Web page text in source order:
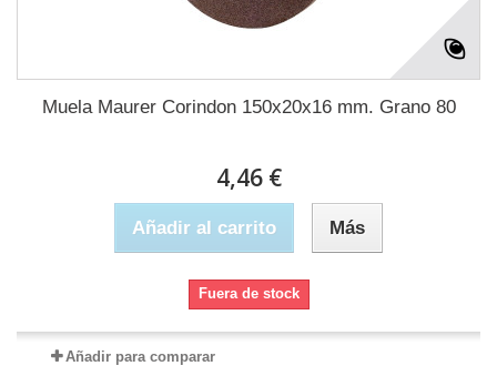
Muela Maurer Corindon 150x20x16 mm. Grano 80
4,46 €
Añadir al carrito Más
Fuera de stock
Añadir para comparar